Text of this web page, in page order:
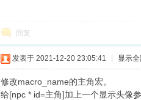
回复
发表于 2021-12-20 23:05:41 显示
修改macro_name的主角宏。
给[npc * id=主角]加上一个显示头像